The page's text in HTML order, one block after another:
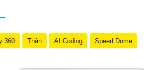
360 Thân AI Coding Speed Dome